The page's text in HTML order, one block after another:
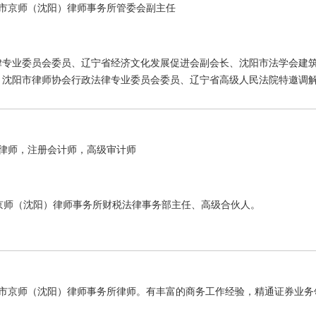
京师（沈阳）律师事务所管委会副主任
业委员会委员、辽宁省经济文化发展促进会副会长、沈阳市法学会建
阳市律师协会行政法律专业委员会委员、辽宁省高级人民法院特邀调
师，注册会计师，高级审计师
（沈阳）律师事务所财税法律事务部主任、高级合伙人。
京师（沈阳）律师事务所律师。有丰富的商务工作经验，精通证券业务